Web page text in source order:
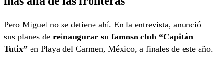
Pero Miguel no se detiene ahí. En la entrevista, anunció
sus planes de reinaugurar su famoso club “Capitán
Tutix” en Playa del Carmen, México, a finales de este año.